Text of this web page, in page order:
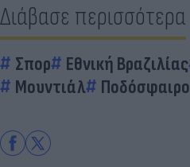
Διάβασε περισσότερα
Σπορ Εθνική Βραζιλίας
Μουντιάλ
Ποδόσφαιρο